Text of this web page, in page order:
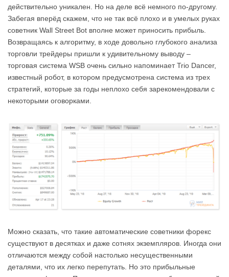
действительно уникален. Но на деле всё немного по-другому.
Забегая вперёд скажем, что не так всё плохо и в умелых руках
советник Wall Street Bot вполне может приносить прибыль.
Возвращаясь к алгоритму, в ходе довольно глубокого анализа
торговли трейдеры пришли к удивительному выводу –
торговая система WSB очень сильно напоминает Trio Dancer,
известный робот, в котором предусмотрена система из трех
стратегий, которые за годы неплохо себя зарекомендовали с
некоторыми оговорками.
Можно сказать, что такие автоматические советники форекс
существуют в десятках и даже сотнях экземпляров. Иногда они
отличаются между собой настолько несущественными
деталями, что их легко перепутать. Но это прибыльные